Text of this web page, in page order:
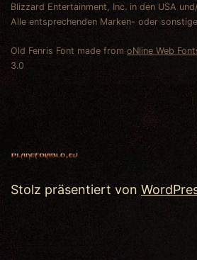
Blizzard Entertainment, Inc. in den USA
Alle entsprechenden Marken- oder
Old Fenris Font made from oNline Web
3.0
Stolz präsentiert von